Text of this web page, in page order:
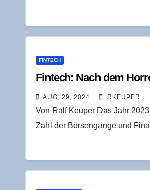
FINTECH
Fin­tech: Nach dem
AUG. 29, 2024 RKEUPER
Von Ralf Keuper Das Jahr
Zahl der Börsengänge und